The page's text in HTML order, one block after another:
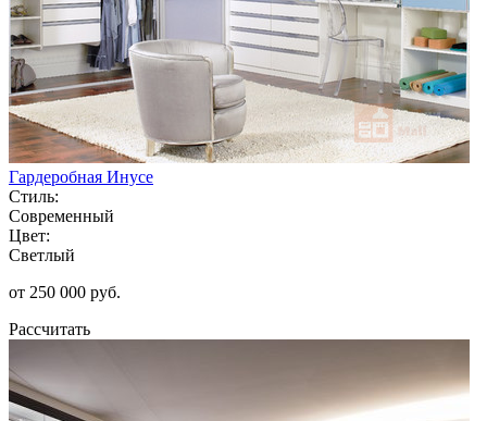
Гардеробная Инусе
Стиль:
Современный
Цвет:
Светлый
от 250 000 руб.
Рассчитать